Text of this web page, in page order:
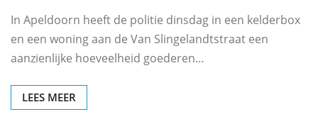
In Apeldoorn heeft de politie dinsdag in een kelderbox
en een woning aan de Van Slingelandtstraat een
aanzienlijke hoeveelheid goederen…
LEES MEER